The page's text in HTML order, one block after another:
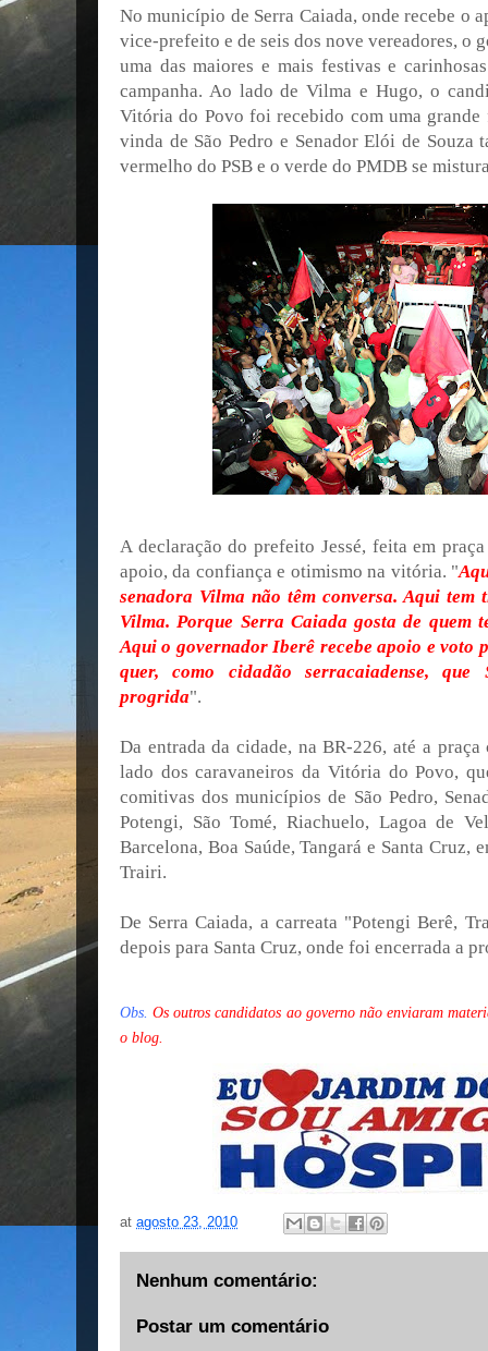
No município de Serra Caiada, onde recebe o
vice-prefeito e de seis dos nove vereadores, o
uma das maiores e mais festivas e
campanha. Ao lado de Vilma e Hugo, o
Vitória do Povo foi recebido com uma grande
vinda de São Pedro e Senador Elói de Souza
vermelho do PSB e o verde do PMDB se
A declaração do prefeito Jessé, feita em
apoio, da confiança e otimismo na vitória. "
senadora Vilma não têm conversa. Aqui
Vilma. Porque Serra Caiada gosta de quem
Aqui o governador Iberê recebe apoio e voto
quer, como cidadão serracaiadense,
progrida".
Da entrada da cidade, na BR-226, até a
lado dos caravaneiros da Vitória do Povo,
comitivas dos municípios de São Pedro,
Potengi, São Tomé, Riachuelo, Lagoa de
Barcelona, Boa Saúde, Tangará e Santa Cruz,
Trairi.
De Serra Caiada, a carreata "Potengi Berê,
depois para Santa Cruz, onde foi encerrada a
Obs. Os outros candidatos ao governo não enviaram
o blog.
at agosto 23, 2010
Nenhum comentário:
Postar um comentário